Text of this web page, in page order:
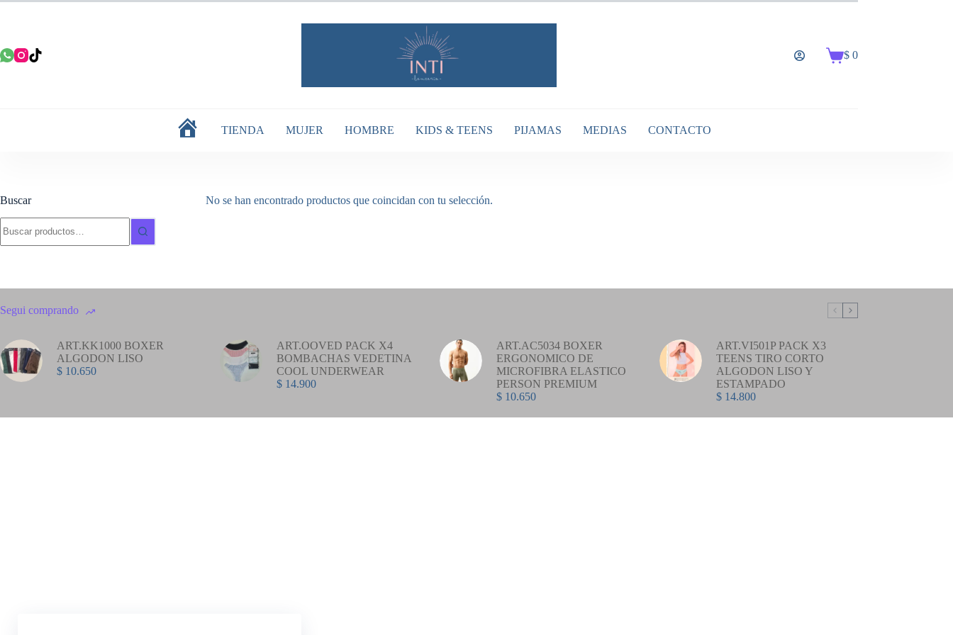
Saltar
Carro
$0
INICIO TIENDA MUJER HOMBRE KIDS & TEENS PIJAMAS MEDIAS CONTACTO
No se han encontrado productos que coincidan con tu selección.
Buscar
Segui comprando
ART.KK1000 BOXER
ALGODON LISO
$ 10.650
ART.OOVED PACK X4
BOMBACHAS VEDETINA
COOL UNDERWEAR
$14.900
ART.AC5034 BOXER
ERGONOMICO DE
MICROFIBRA ELASTICO
PERSON PREMIUM
$10.650
ART.VI501P PACK X3
TEENS TIRO CORTO
ALGODON LISO Y
ESTAMPADO
$14.800